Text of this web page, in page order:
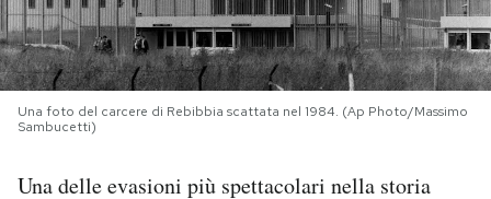
NEWSLETTER
I MIEI PREFERITI
Una foto del carcere di Rebibbia scattata nel 1984. (Ap Photo/Massimo
Sambucetti)
Una delle evasioni più spettacolari nella storia